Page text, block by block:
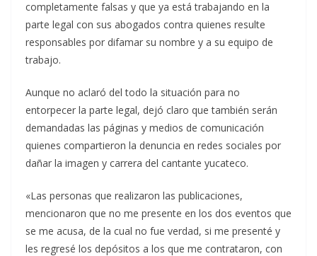
completamente falsas y que ya está trabajando en la
parte legal con sus abogados contra quienes resulte
responsables por difamar su nombre y a su equipo de
trabajo.
Aunque no aclaró del todo la situación para no
entorpecer la parte legal, dejó claro que también serán
demandadas las páginas y medios de comunicación
quienes compartieron la denuncia en redes sociales por
dañar la imagen y carrera del cantante yucateco.
«Las personas que realizaron las publicaciones,
mencionaron que no me presente en los dos eventos que
se me acusa, de la cual no fue verdad, si me presenté y
les regresé los depósitos a los que me contrataron, con